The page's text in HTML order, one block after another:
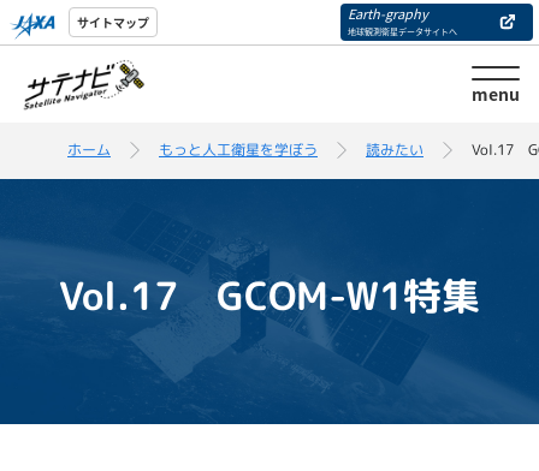
サイトマップ Earth-graphy
地球観測衛星データサイトへ
menu
ホーム もっと人工衛星を学ぼう 読みたい Vol.17
Vol.17 GCOM-W1特集